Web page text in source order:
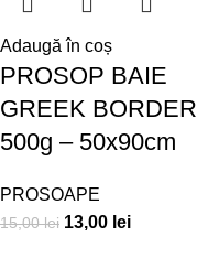
Adaugă în coș
PROSOP BAIE
GREEK BORDER
500g – 50x90cm
PROSOAPE
15,00lei 13,00 lei